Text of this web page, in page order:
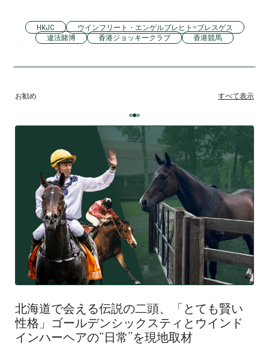
HKJC
ウインフリート・エンゲルブレヒト=ブレスゲス
違法賭博
香港ジョッキークラブ 香港競馬
お勧め すべて表示
北海道で会える伝説の二頭、「とても賢い
性格」ゴールデンシックスティとウインド
インハーヘアの“日常”を現地取材